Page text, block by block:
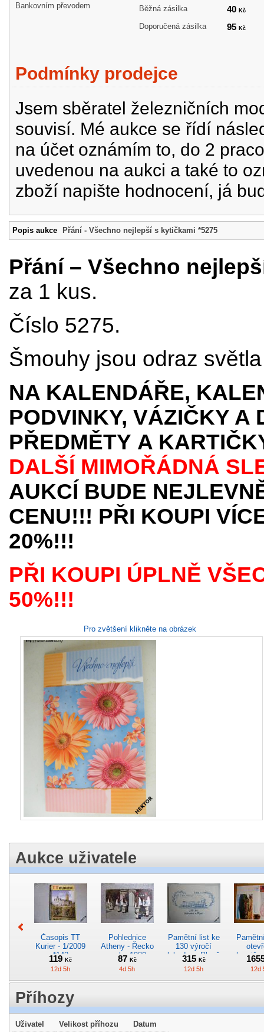
Bankovním převodem
Běžná zásilka 40 Kč
Doporučená zásilka 95 Kč
Podmínky prodejce
Jsem sběratel železničních
souvisí. Mé aukce se řídí
na účet oznámím to, do 2
uvedenou na aukci a také to
zboží napište hodnocení, já
Popis aukce Přání - Všechno nejlepší s kytičkami *5275
Přání – Všechno
za 1 kus.
Číslo 5275.
Šmouhy jsou odraz
NA KALENDÁŘE,
PODVINKY, VÁZIČKY A
PŘEDMĚTY A
DALŠÍ MIMOŘÁDNÁ
AUKCÍ BUDE
CENU!!! PŘI KOUPI
20%!!!
PŘI KOUPI ÚPLNĚ
50%!!!
Pro zvětšení klikněte na obrázek
Aukce uživatele
Časopis TT
Kurier - 1/2009
*142
119Kč
12d 5h
Pohlednice
Atheny - Řecko
z roku 1989.
Nová nepoužitá
*5019
87 Kč
4d 5h
Pamětní list ke
130 výročí
lokodepa Plzeň
*2963
315 Kč
12d 5h 12d
Příhozy
Uživatel Velikost příhozu Datum